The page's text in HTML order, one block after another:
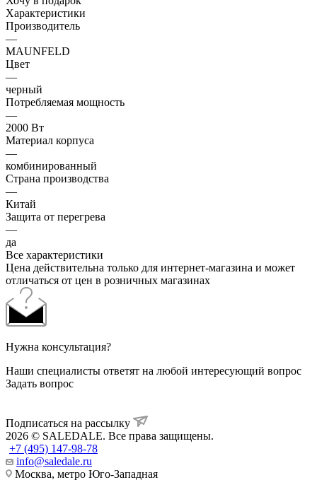
Характеристики
Производитель
—
MAUNFELD
Цвет
—
черный
Потребляемая мощность
—
2000 Вт
Материал корпуса
—
комбинированный
Страна производства
—
Китай
Защита от перегрева
—
да
Все характеристики
Цена действительна только для интернет-магазина и может
отличаться от цен в розничных магазинах
Нужна консультация?
Наши специалисты ответят на любой интересующий вопрос
Задать вопрос
Подписаться на рассылку
2026 © SALEDALE. Все права защищены.
+7 (495) 147-98-78
info@saledale.ru
Москва, метро Юго-Западная